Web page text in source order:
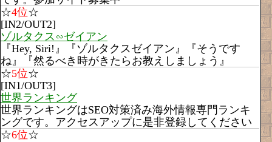
☆4位☆
[IN2/OUT2]
ゾルタクス∽ゼイアン
『Hey, Siri!』『ゾルタクスゼイアン』『そうです
ね』『然るべき時がきたらお教えしましょう』
☆5位☆
[IN1/OUT3]
世界ランキング
世界ランキングはSEO対策済み海外情報専門ランキ
ングです。アクセスアップに是非登録してください
☆6位☆